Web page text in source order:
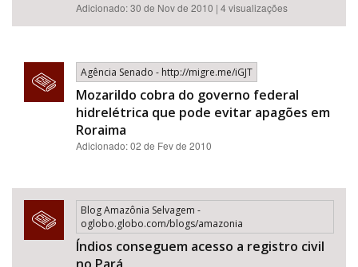
Adicionado: 30 de Nov de 2010 | 4 visualizações
Agência Senado - http://migre.me/iGJT
Mozarildo cobra do governo federal
hidrelétrica que pode evitar apagões em
Roraima
Adicionado: 02 de Fev de 2010
Blog Amazônia Selvagem -
oglobo.globo.com/blogs/amazonia
Índios conseguem acesso a registro civil